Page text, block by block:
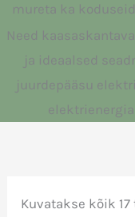
mureta ka
Need
ja ideaalsed
juurdepääsu
Kuvatakse kõik